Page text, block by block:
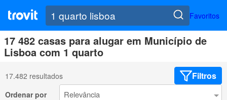
Favoritos
17 482 casas para alugar em Município de
Lisboa com 1 quarto
17.482 resultados Filtros
Ordenar por